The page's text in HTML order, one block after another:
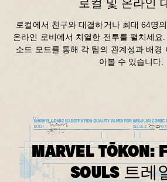
로컬 및 온라인
로컬에서 친구와 대결하거나 최대 64명
온라인 로비에서 치열한 전투를 펼치세요
소드 모드를 통해 각 팀의 관계성과 배경
아볼 수 있습니다.
MARVEL TŌKON:
SOULS 트레